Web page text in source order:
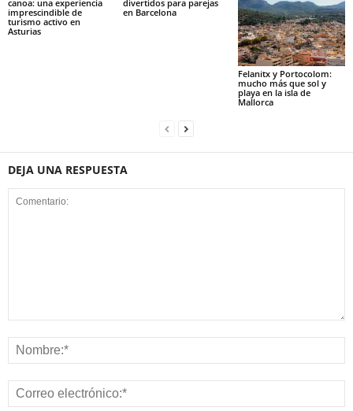
canoa: una experiencia
imprescindible de
turismo activo en
Asturias
divertidos para parejas
en Barcelona
Felanitx y Portocolom:
mucho más que sol y
playa en la isla de
Mallorca
DEJA UNA RESPUESTA